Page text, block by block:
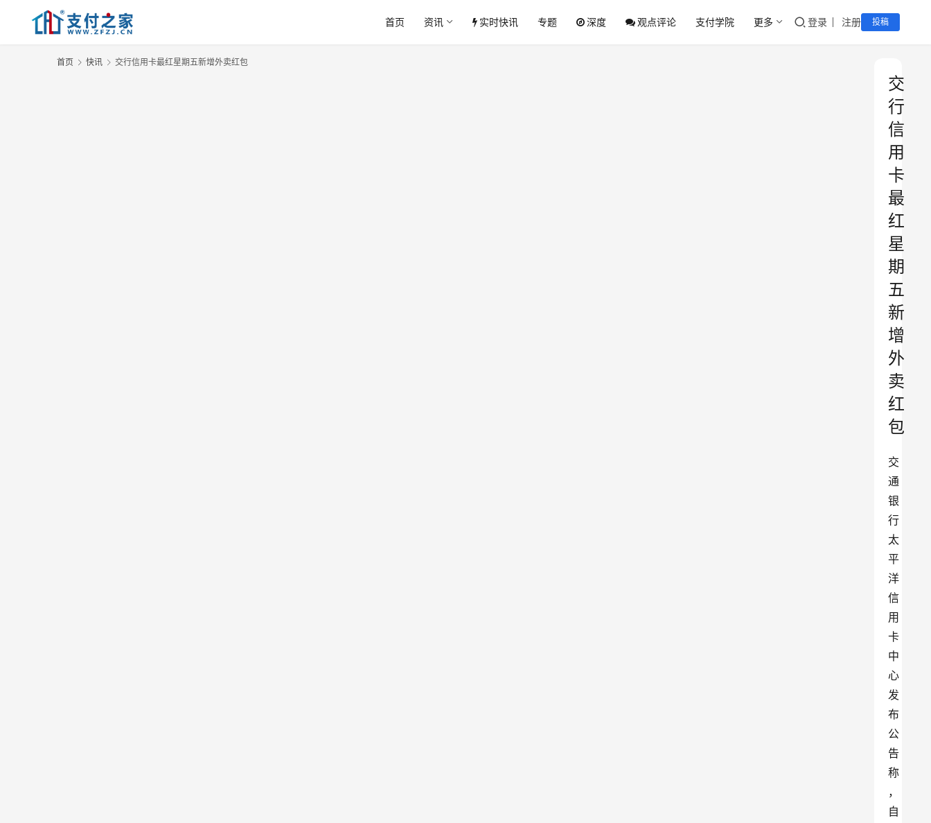
首页 资讯 实时快讯 专题 深度 观点评论 支付学院 更多 登录 注册 投稿
首页 快讯 交行信用卡最红星期五新增外卖红包
交
行
信
用
卡
最
红
星
期
五
新
增
外
卖
红
包
交
通
银
行
太
平
洋
信
用
卡
中
心
发
布
公
告
称
，
自